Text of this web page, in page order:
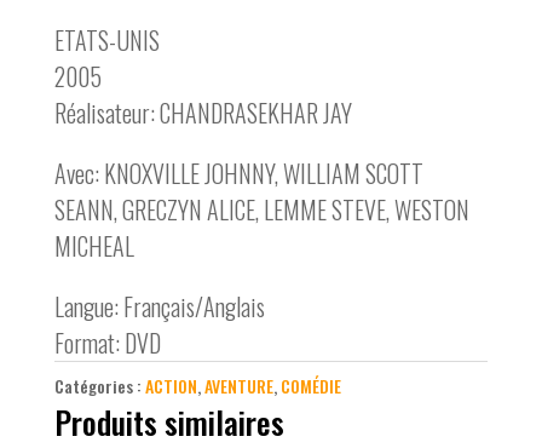
ETATS-UNIS
2005
Réalisateur: CHANDRASEKHAR JAY
Avec: KNOXVILLE JOHNNY, WILLIAM SCOTT
SEANN, GRECZYN ALICE, LEMME STEVE, WESTON
MICHEAL
Langue: Français/Anglais
Format: DVD
Catégories :ACTION,AVENTURE,COMÉDIE
Produits similaires